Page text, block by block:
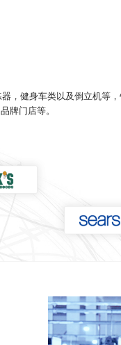
，健身车类以及倒立机等
牌门店等。